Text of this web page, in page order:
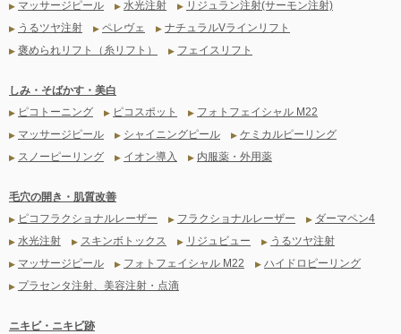
▶ マッサージピール ▶ 水光注射 ▶ リジュラン注射(サーモン注射)
▶ うるツヤ注射 ▶ ペレヴェ ▶ ナチュラルVラインリフト
▶ 褒められリフト（糸リフト） ▶ フェイスリフト
しみ・そばかす・美白
▶ ピコトーニング ▶ ピコスポット ▶ フォトフェイシャル M22
▶ マッサージピール ▶ シャイニングピール ▶ ケミカルピーリング
▶ スノーピーリング ▶ イオン導入 ▶ 内服薬・外用薬
毛穴の開き・肌質改善
▶ ピコフラクショナルレーザー ▶ フラクショナルレーザー ▶ ダーマペン4
▶ 水光注射 ▶ スキンボトックス ▶ リジュビュー ▶ うるツヤ注射
▶ マッサージピール ▶ フォトフェイシャル M22 ▶ ハイドロピーリング
▶ プラセンタ注射、美容注射・点滴
ニキビ・ニキビ跡